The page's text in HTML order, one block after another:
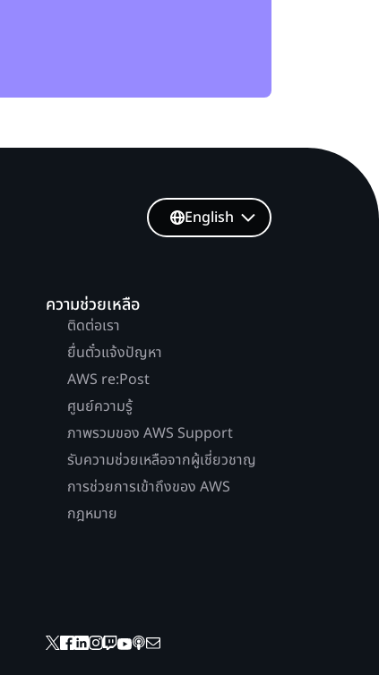
ความช่วยเหลือ
ติดต่อเรา
ยื่นตั๋วแจ้งปัญหา
AWS re:Post
ศูนย์ความรู้
ภาพรวมของ AWS Support
รับความช่วยเหลือจากผู้เชี่ยวชาญ
การช่วยการเข้าถึงของ AWS
กฎหมาย
English